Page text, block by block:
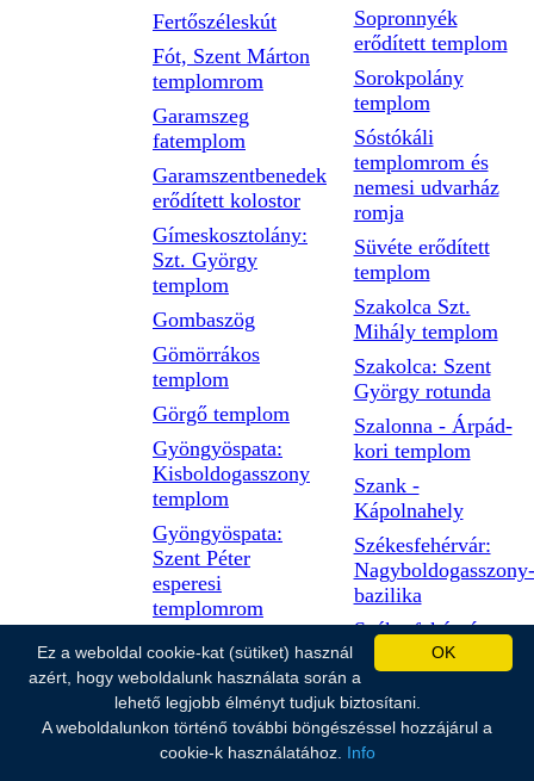
Fertőszéleskút
Fót, Szent Márton
templomrom
Garamszeg
fatemplom
Garamszentbenedek
erődített kolostor
Gímeskosztolány:
Szt. György
templom
Gombaszög
Gömörrákos
templom
Görgő templom
Gyöngyöspata:
Kisboldogasszony
templom
Gyöngyöspata:
Szent Péter
esperesi
templomrom
Győri
Nagyboldogasszony-
székesegyház
Gyugy templom
Gyula: ferences
Sopronnyék
erődített templom
Sorokpolány
templom
Sóstókáli
templomrom és
nemesi udvarház
romja
Süvéte erődített
templom
Szakolca Szt.
Mihály templom
Szakolca: Szent
György rotunda
Szalonna - Árpád-
kori templom
Szank -
Kápolnahely
Székesfehérvár:
Nagyboldogasszony-
bazilika
Székesfekérvár:
Szt. Anna kápolna
Szentantalfa:
Szentbalázsi
templomrom
OK
Ez a weboldal cookie-kat (sütiket) használ
azért, hogy weboldalunk használata során a
lehető legjobb élményt tudjuk biztosítani.
A weboldalunkon történő további böngészéssel hozzájárul a
cookie-k használatához. Info